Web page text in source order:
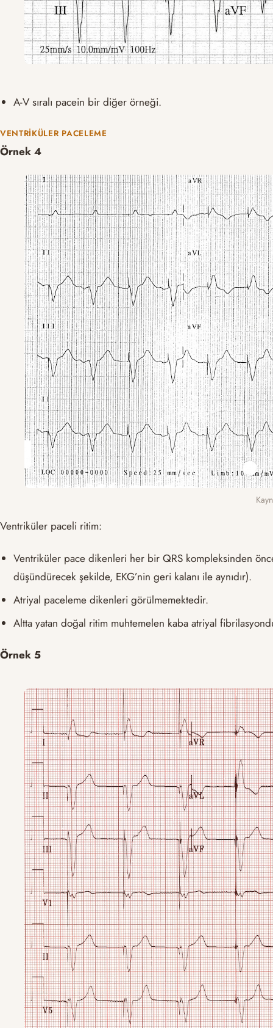
A-V sıralı pacein bir diğer örneği.
VENTRIKÜLER PACELEME
Örnek 4
Ventriküler paceli ritim:
Ventriküler pace dikenleri her bir QRS kompleksinden
düşündürecek şekilde, EKG’nin geri kalanı ile aynıdır).
Atriyal paceleme dikenleri görülmemektedir.
Altta yatan doğal ritim muhtemelen kaba atriyal
Örnek 5